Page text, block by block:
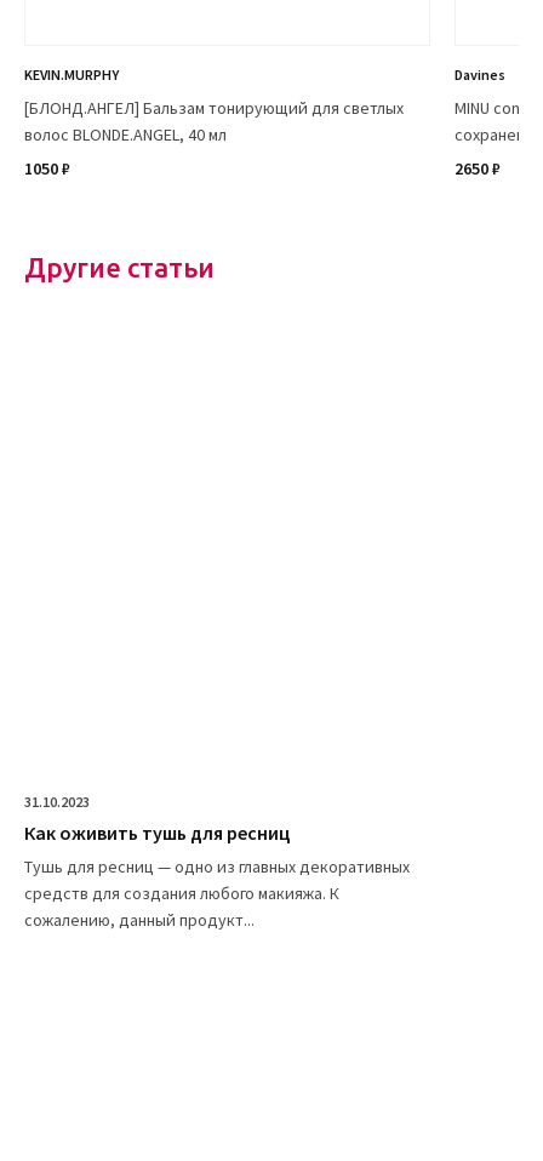
KEVIN.MURPHY
[БЛОНД.АНГЕЛ] Бальзам тонирующий для светлых
волос BLONDE.ANGEL, 40 мл
1050 ₽
Davines
MINU
2650 ₽
Другие статьи
31.10.2023
Как оживить тушь для ресниц
Тушь для ресниц — одно из главных декоративных
средств для создания любого макияжа. К
сожалению, данный продукт...